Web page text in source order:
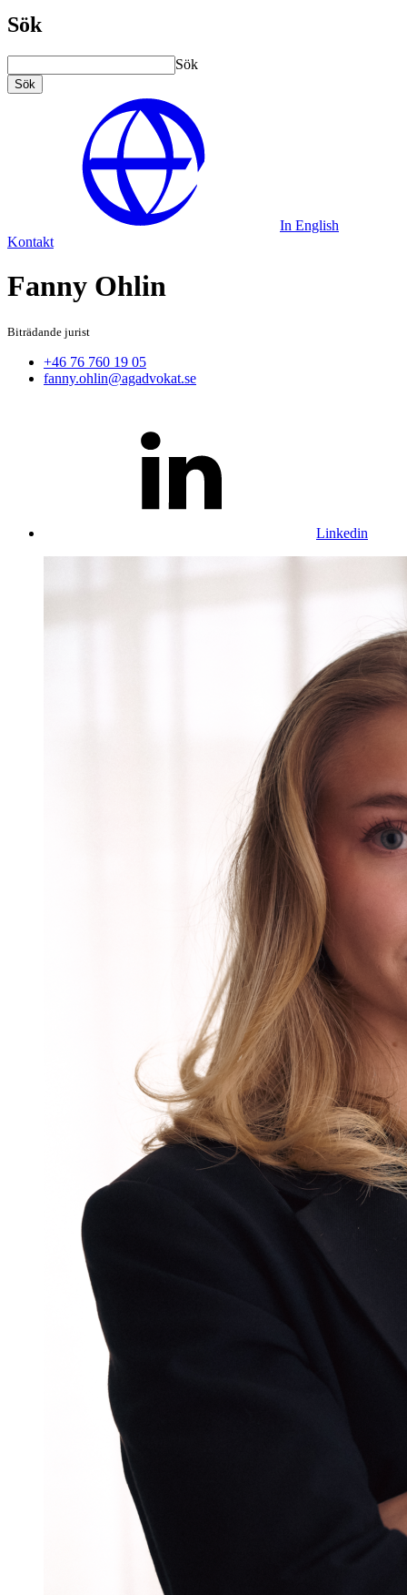
Sök
Sök
Sök
In English
Kontakt
Fanny Ohlin
Biträdande jurist
+46 76 760 19 05
fanny.ohlin@agadvokat.se
Linkedin